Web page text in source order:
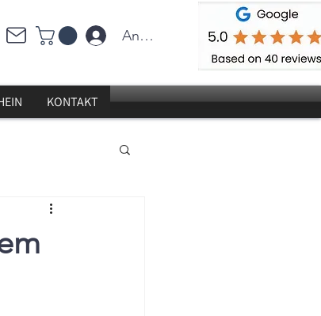
Anmelden
KONTAKT